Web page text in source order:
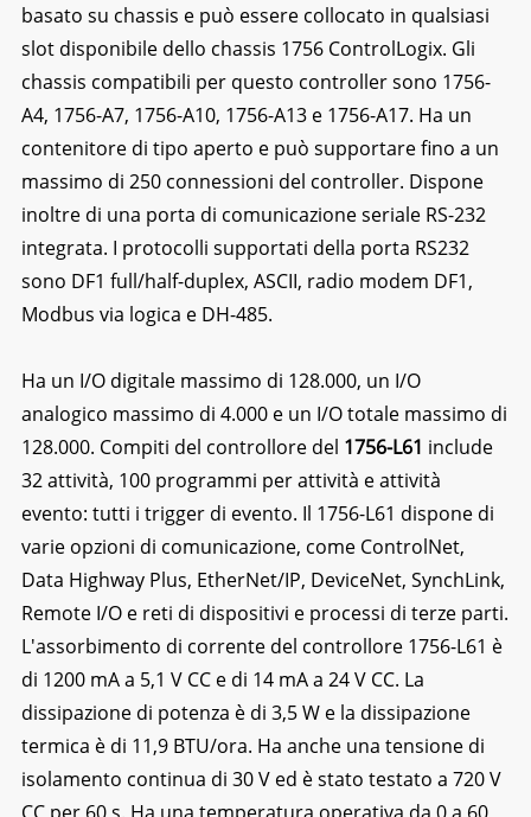
basato su chassis e può essere collocato in qualsiasi
slot disponibile dello chassis 1756 ControlLogix. Gli
chassis compatibili per questo controller sono 1756-
A4, 1756-A7, 1756-A10, 1756-A13 e 1756-A17. Ha un
contenitore di tipo aperto e può supportare fino a un
massimo di 250 connessioni del controller. Dispone
inoltre di una porta di comunicazione seriale RS-232
integrata. I protocolli supportati della porta RS232
sono DF1 full/half-duplex, ASCII, radio modem DF1,
Modbus via logica e DH-485.
Ha un I/O digitale massimo di 128.000, un I/O
analogico massimo di 4.000 e un I/O totale massimo di
128.000. Compiti del controllore del 1756-L61 include
32 attività, 100 programmi per attività e attività
evento: tutti i trigger di evento. Il 1756-L61 dispone di
varie opzioni di comunicazione, come ControlNet,
Data Highway Plus, EtherNet/IP, DeviceNet, SynchLink,
Remote I/O e reti di dispositivi e processi di terze parti.
L'assorbimento di corrente del controllore 1756-L61 è
di 1200 mA a 5,1 V CC e di 14 mA a 24 V CC. La
dissipazione di potenza è di 3,5 W e la dissipazione
termica è di 11,9 BTU/ora. Ha anche una tensione di
isolamento continua di 30 V ed è stato testato a 720 V
CC per 60 s. Ha una temperatura operativa da 0 a 60